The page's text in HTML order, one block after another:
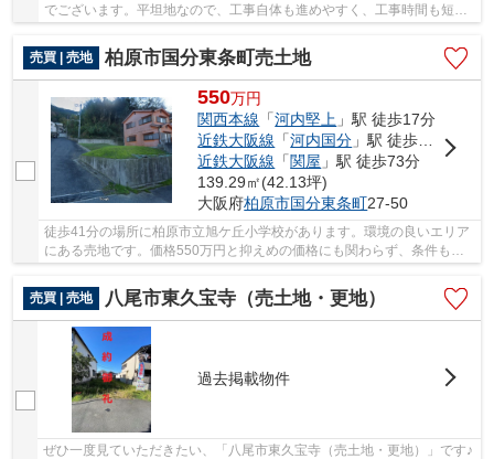
でございます。平坦地なので、工事自体も進めやすく、工事時間も短く
売買 | 売地
柏原市国分東条町売土地
550万円
関西本線 「河内堅上 」駅 徒歩17分
近鉄大阪線 「河内国分 」駅 徒歩32分
近鉄大阪線 「関屋 」駅 徒歩73分
139.29㎡(42.13坪)
大阪府柏原市国分東条町27-50
徒歩41分の場所に柏原市立旭ケ丘小学校があります。環境の良いエリア
にある売地です。価格550万円と抑えめの価格にも関わらず、条件も整
った土地です。柏原市にある関西本線河内堅上周...
売買 | 売地
八尾市東久宝寺（売土地・更地）
過去掲載物件
ぜひ一度見ていただきたい、「八尾市東久宝寺（売土地・更地）」です♪